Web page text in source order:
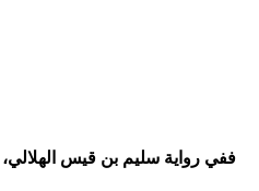
ففي رواية سليم بن قيس الهلالي،